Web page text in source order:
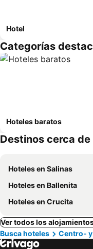
Hotel
Categorías
Hoteles baratos
Destinos cerca
Hoteles en Salinas
Hoteles en Ballenita
Hoteles en Crucita
Ver todos los
Busca hoteles
Centro-